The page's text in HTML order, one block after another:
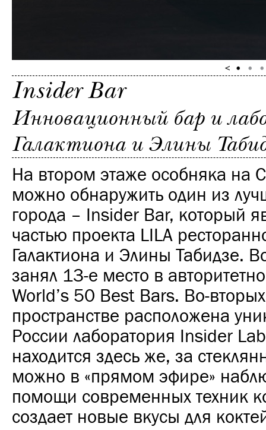
Insider Bar
Инновационный бар и
Галактиона и Элины
На втором этаже особняка на
можно обнаружить один из
города – Insider Bar, который
частью проекта LILA
Галактиона и Элины Табидзе.
занял 13-е место в
World’s 50 Best Bars. Во-
пространстве расположена
России лаборатория Insider
находится здесь же, за
можно в «прямом эфире»
помощи современных техник
создает новые вкусы для